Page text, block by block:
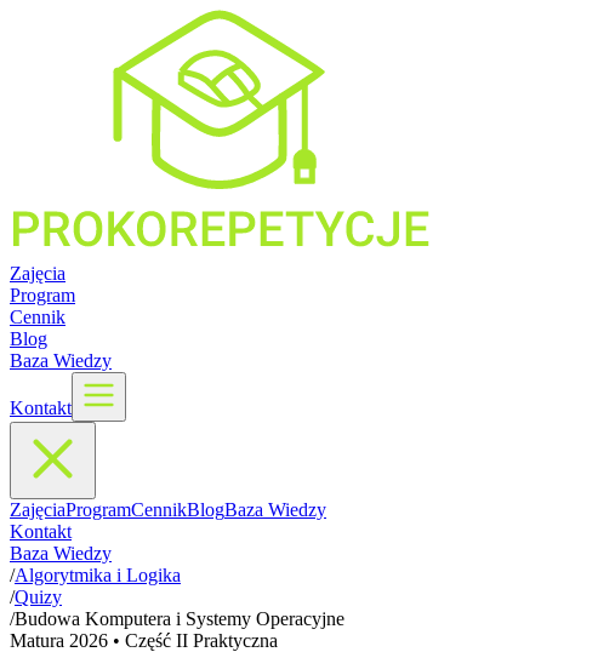
Zajęcia
Program
Cennik
Blog
Baza Wiedzy
Kontakt
ZajęciaProgramCennikBlogBaza Wiedzy
Kontakt
Baza Wiedzy
/Algorytmika i Logika
/Quizy
/Budowa Komputera i Systemy Operacyjne
Matura 2026 • Część II Praktyczna